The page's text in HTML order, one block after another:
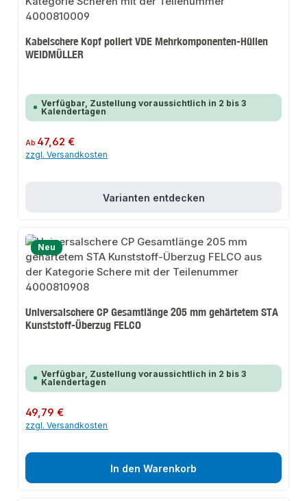
Kabelschere Kopf poliert VDE Mehrkomponenten-Hüllen
WEIDMÜLLER
Verfügbar, Zustellung voraussichtlich in 2 bis 3
Kalendertagen
Regulärer Preis:
Ab 47,62 €
zzgl. Versandkosten
Varianten entdecken
Neu
Universalschere CP Gesamtlänge 205 mm gehärtetem STA
Kunststoff-Überzug FELCO
Verfügbar, Zustellung voraussichtlich in 2 bis 3
Kalendertagen
Regulärer Preis:
49,79 €
zzgl. Versandkosten
In den Warenkorb